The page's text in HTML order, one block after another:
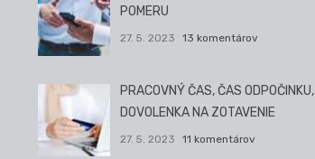
POMERU
27. 5. 2023 13 komentárov
PRACOVNÝ ČAS, ČAS ODPOČINKU,
DOVOLENKA NA ZOTAVENIE
27. 5. 2023 11 komentárov